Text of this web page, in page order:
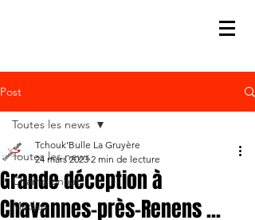
Post
Toutes les news
Championnat
Médias
Toutes les news
Grande déception à
Chavannes-près-Renens ...
Tchouk'Bulle La Gruyère
24 mars 2023 2 min de lecture